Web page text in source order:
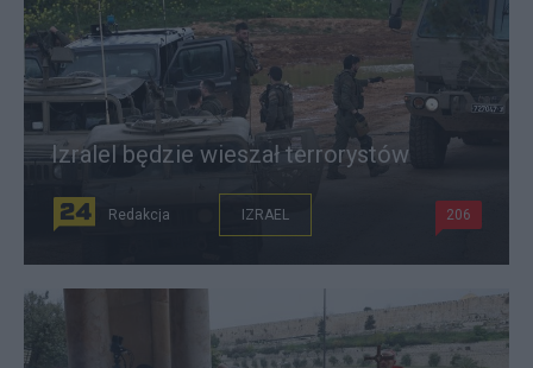
Izralel będzie wieszał terrorystów
Redakcja IZRAEL 206